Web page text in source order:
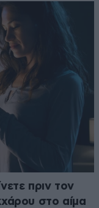
πριν τον
στο αίμα